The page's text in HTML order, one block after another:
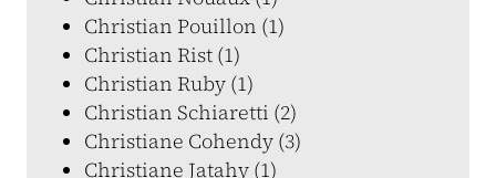
Christian Pouillon (1)
Christian Rist (1)
Christian Ruby (1)
Christian Schiaretti (2)
Christiane Cohendy (3)
Christiane Jatahy (1)